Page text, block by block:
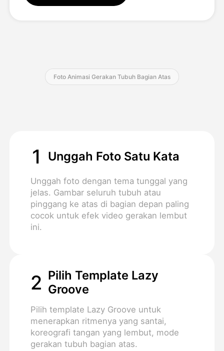
Blog
Foto Animasi Gerakan Tubuh Bagian Atas
1 Unggah Foto Satu Kata
Unggah foto dengan tema tunggal yang
jelas. Gambar seluruh tubuh atau
pinggang ke atas di bagian depan paling
cocok untuk efek video gerakan lembut
ini.
2 Pilih Template Lazy
Groove
Pilih template Lazy Groove untuk
menerapkan ritmenya yang santai,
koreografi tangan yang lembut, mode
gerakan tubuh bagian atas.